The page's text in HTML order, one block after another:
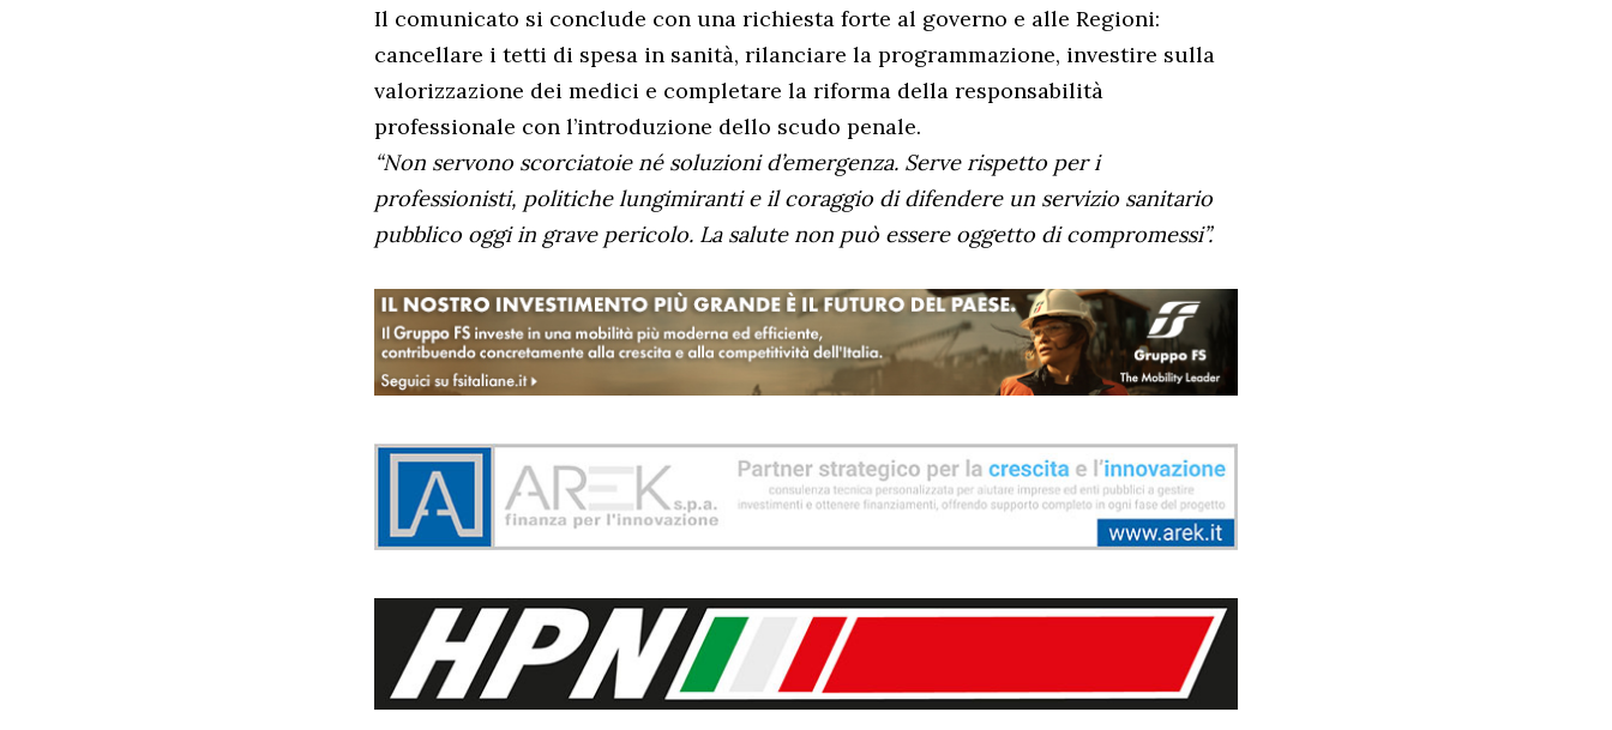
Il comunicato si conclude con una richiesta forte al governo e alle Regioni:
cancellare i tetti di spesa in sanità, rilanciare la programmazione, investire sulla
valorizzazione dei medici e completare la riforma della responsabilità
professionale con l’introduzione dello scudo penale.
“Non servono scorciatoie né soluzioni d’emergenza. Serve rispetto per i
professionisti, politiche lungimiranti e il coraggio di difendere un servizio sanitario
pubblico oggi in grave pericolo. La salute non può essere oggetto di compromessi”.